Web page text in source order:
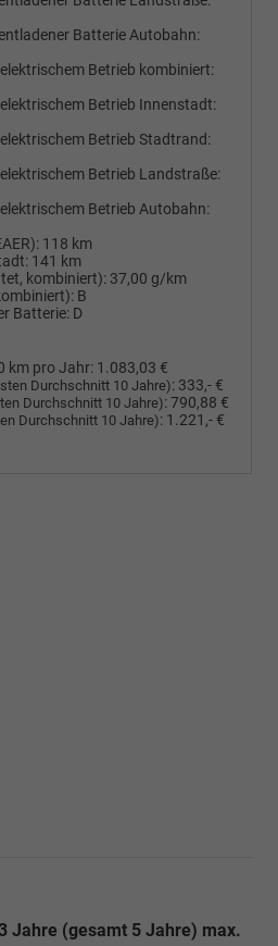
Batterie Autobahn:
Betrieb kombiniert:
Betrieb Innenstadt:
Betrieb Stadtrand:
Betrieb Landstraße:
Betrieb Autobahn:
118 km
141 km
kombiniert): 37,00 g/km
B
Batterie: D
km pro Jahr: 1.083,03 €
Durchschnitt 10 Jahre): 333,- €
Durchschnitt 10 Jahre):790,88 €
Durchschnitt 10 Jahre): 1.221,- €
Jahre (gesamt 5 Jahre) max.